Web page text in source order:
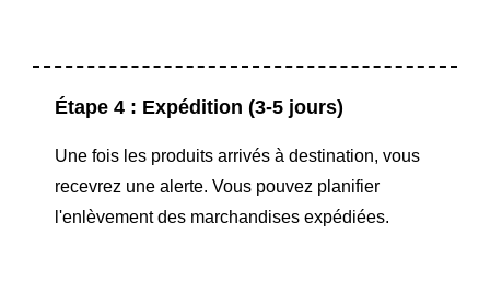
Étape 4 : Expédition (3-5 jours)
Une fois les produits arrivés à destination, vous
recevrez une alerte. Vous pouvez planifier
l'enlèvement des marchandises expédiées.